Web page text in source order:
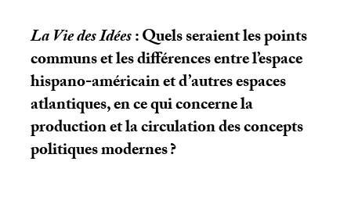
La Vie des Idées: Quels seraient les points
communs et les différences entre l’espace
hispano-américain et d’autres espaces
atlantiques, en ce qui concerne la
production et la circulation des concepts
politiques modernes?